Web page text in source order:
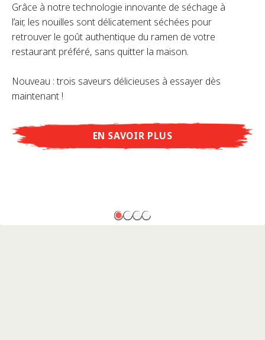
Grâce à notre technologie innovante de séchage à
l’air, les nouilles sont délicatement séchées pour
retrouver le goût authentique du ramen de votre
restaurant préféré, sans quitter la maison.
Nouveau : trois saveurs délicieuses à essayer dès
maintenant !
EN SAVOIR PLUS